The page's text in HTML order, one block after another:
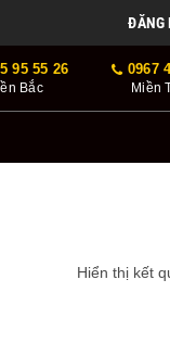
ĐĂNG
95 55 26
Bắc
0967
Miền
Hiển thị kết